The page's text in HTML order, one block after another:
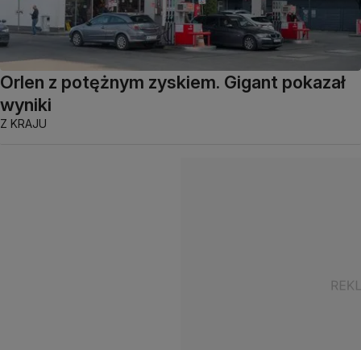
Orlen z potężnym zyskiem. Gigant pokazał
wyniki
Z KRAJU